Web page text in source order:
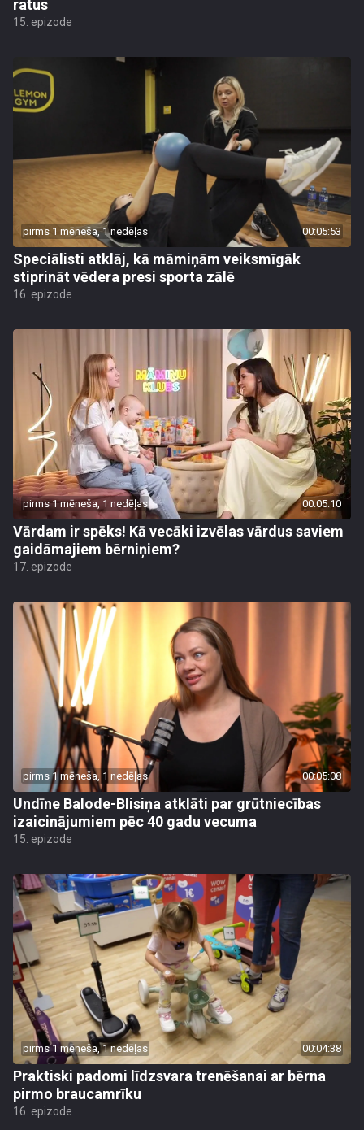
ratus
15. epizode
pirms 1 mēneša, 1 nedēļas 00:05:53
Speciālisti atklāj, kā māmiņām veiksmīgāk
stiprināt vēdera presi sporta zālē
16. epizode
pirms 1 mēneša, 1 nedēļas 00:05:10
Vārdam ir spēks! Kā vecāki izvēlas vārdus saviem
gaidāmajiem bērniņiem?
17. epizode
pirms 1 mēneša, 1 nedēļas 00:05:08
Undīne Balode-Blisiņa atklāti par grūtniecības
izaicinājumiem pēc 40 gadu vecuma
15. epizode
pirms 1 mēneša, 1 nedēļas 00:04:38
Praktiski padomi līdzsvara trenēšanai ar bērna
pirmo braucamrīku
16. epizode